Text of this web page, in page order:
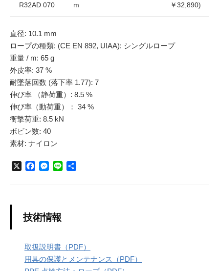
R32AD 070
m
￥32,890)
直径: 10.1 mm
ロープの種類: (CE EN 892, UIAA): シングルロープ
重量 / m: 65 g
外皮率: 37 %
耐墜落回数 (落下率 1.77): 7
伸び率 （静荷重）: 8.5 %
伸び率（動荷重）： 34 %
衝撃荷重: 8.5 kN
ボビン数: 40
素材: ナイロン
X
o
o
M
n
g
r
技術情報
取扱説明書（PDF）
用具の保護とメンテナンス（PDF）